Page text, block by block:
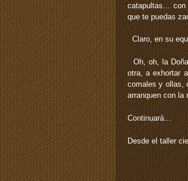
catapultas… con
que te puedas
Claro, en su
Oh, oh, la
otra, a exhortar
comales y ollas,
arranquen con la
Continuará…
Desde el taller